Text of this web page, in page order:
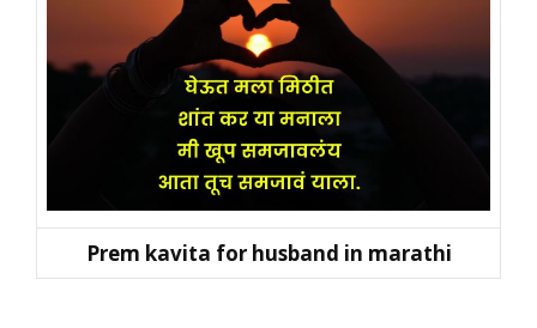
Prem kavita for husband in marathi